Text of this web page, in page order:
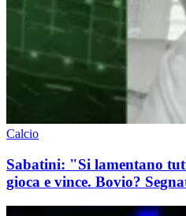
Calcio
Sabatini: "Si lamentano
gioca e vince. Bovio?